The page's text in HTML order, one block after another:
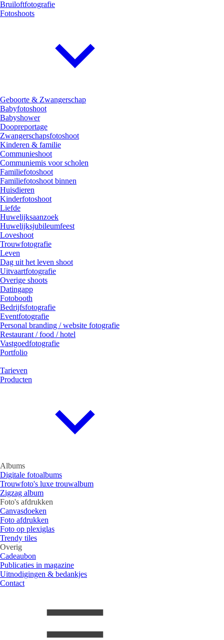
Bruiloftfotografie
Fotoshoots
Geboorte & Zwangerschap
Babyfotoshoot
Babyshower
Doopreportage
Zwangerschapsfotoshoot
Kinderen & familie
Communieshoot
Communiemis voor scholen
Familiefotoshoot
Familiefotoshoot binnen
Huisdieren
Kinderfotoshoot
Liefde
Huwelijksaanzoek
Huwelijksjubileumfeest
Loveshoot
Trouwfotografie
Leven
Dag uit het leven shoot
Uitvaartfotografie
Overige shoots
Datingapp
Fotobooth
Bedrijfsfotografie
Eventfotografie
Personal branding / website fotografie
Restaurant / food / hotel
Vastgoedfotografie
Portfolio
Tarieven
Producten
Albums
Digitale fotoalbums
Trouwfoto's luxe trouwalbum
Zigzag album
Foto's afdrukken
Canvasdoeken
Foto afdrukken
Foto op plexiglas
Trendy tiles
Overig
Cadeaubon
Publicaties in magazine
Uitnodigingen & bedankjes
Contact